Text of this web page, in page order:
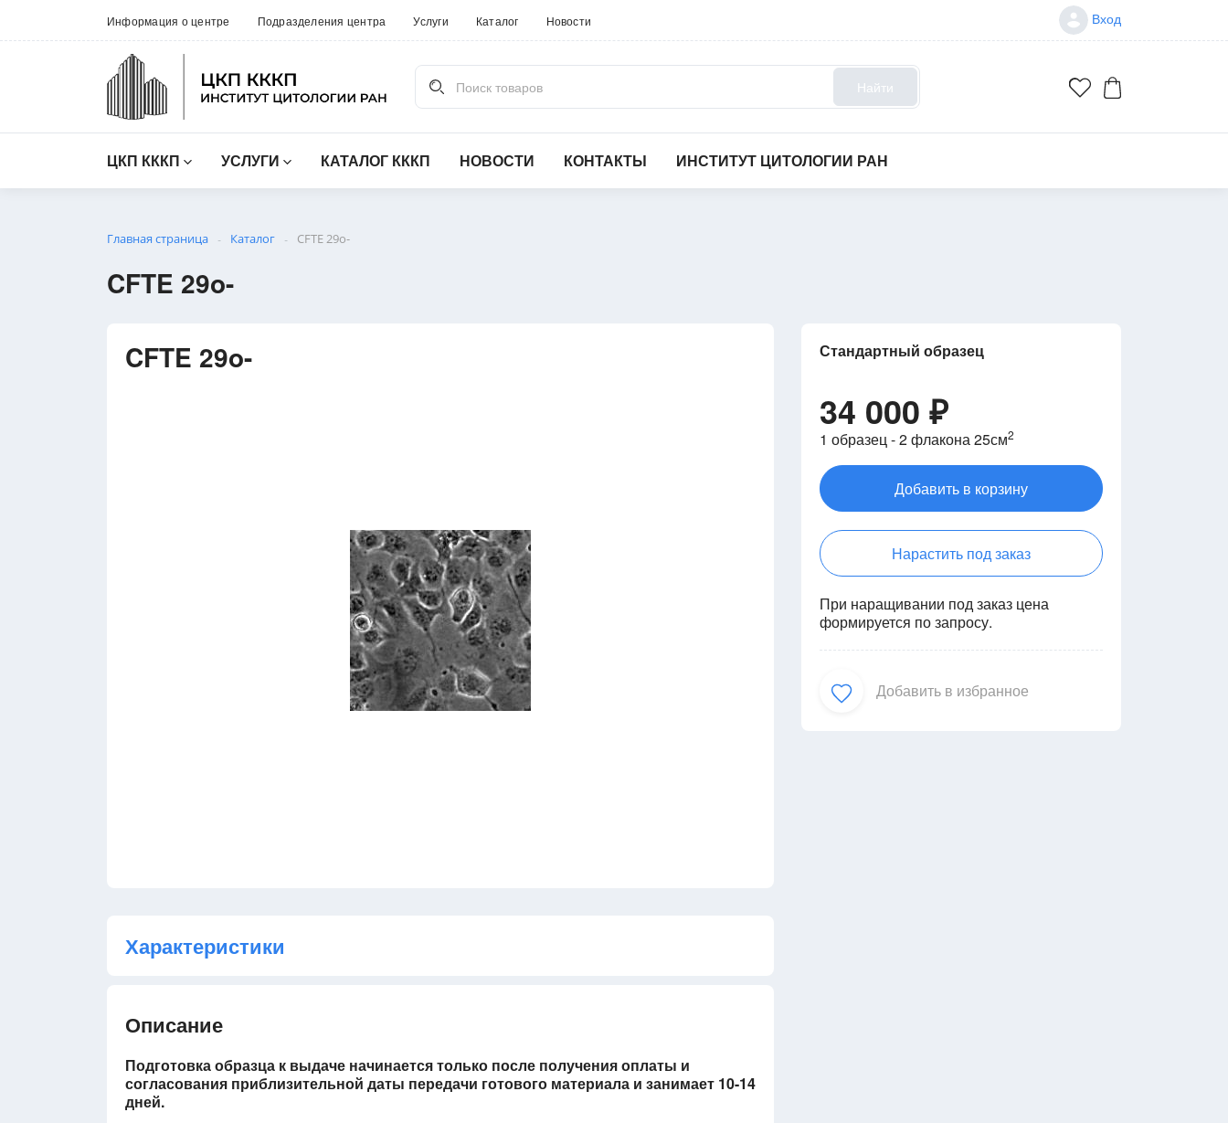
Информация о центре Подразделения центра Услуги Каталог Новости Вход
Поиск товаров
Найти
ЦКП КККП УСЛУГИ КАТАЛОГ КККП НОВОСТИ КОНТАКТЫ ИНСТИТУТ ЦИТОЛОГИИ РАН
Главная страница - Каталог - CFTE 29o-
CFTE 29o-
CFTE 29o-
Характеристики
Описание
Подготовка образца к выдаче начинается только после получения оплаты и
согласования приблизительной даты передачи готового материала и занимает 10-14
дней.
Стандартный образец
34 000 ₽
1 образец - 2 флакона 25см2
Добавить в корзину
Нарастить под заказ
При наращивании под заказ цена
формируется по запросу.
Добавить в избранное